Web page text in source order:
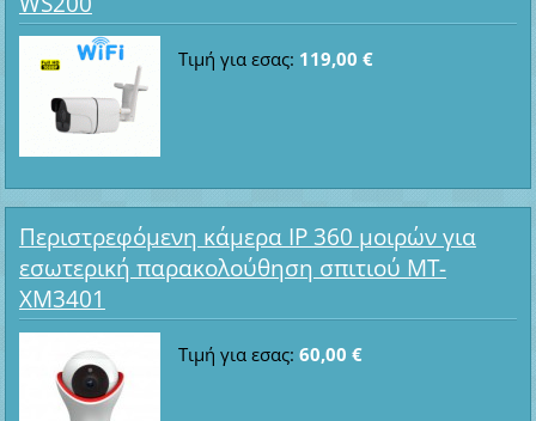
Τιμή για εσας: 119,00 €
Περιστρεφόμενη κάμερα IP 360 μοιρών για
εσωτερική παρακολούθηση σπιτιού MT-
XM3401
Τιμή για εσας: 60,00 €